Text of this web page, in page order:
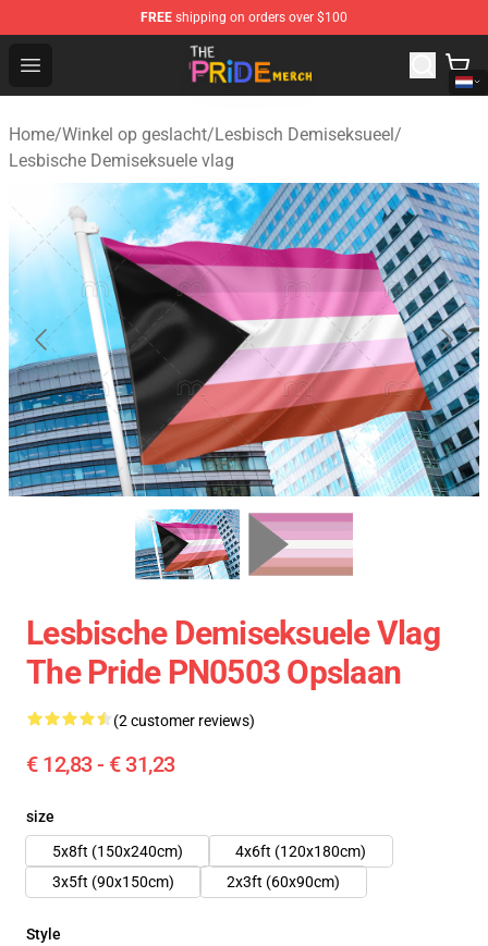
FREE shipping on orders over $100
Open menu
The Pride Shop - Official The Pride Merchandise Store
Home/Winkel op geslacht/Lesbisch Demiseksueel/
Lesbische Demiseksuele vlag
Lesbische Demiseksuele Vlag
The Pride PN0503 Opslaan
(2 customer reviews)
€ 12,83 - € 31,23
size
5x8ft (150x240cm)
4x6ft (120x180cm)
3x5ft (90x150cm)
2x3ft (60x90cm)
Style